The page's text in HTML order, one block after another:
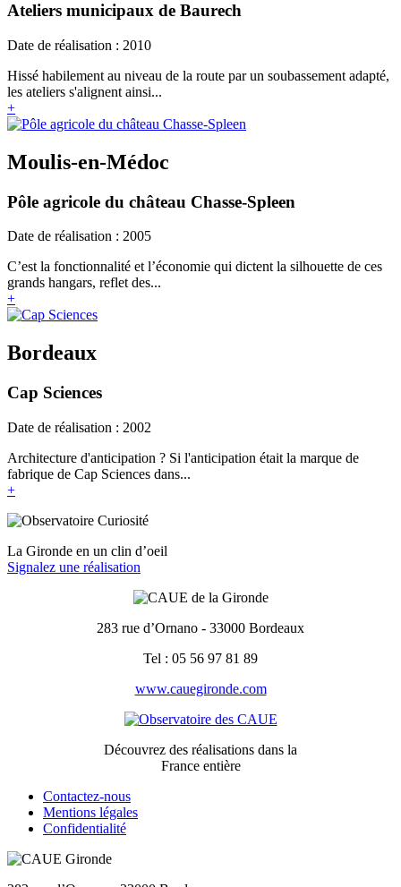
Ateliers municipaux de Baurech
Date de réalisation : 2010
Hissé habilement au niveau de la route par un soubassement adapté,
les ateliers s'alignent ainsi...
+
Moulis-en-Médoc
Pôle agricole du château Chasse-Spleen
Date de réalisation : 2005
C’est la fonctionnalité et l’économie qui dictent la silhouette de ces
grands hangars, reflet des...
+
Bordeaux
Cap Sciences
Date de réalisation : 2002
Architecture d'anticipation ? Si l'anticipation était la marque de
fabrique de Cap Sciences dans...
+
La Gironde en un clin d’oeil
Signalez une réalisation
283 rue d’Ornano - 33000 Bordeaux
Tel : 05 56 97 81 89
www.cauegironde.com
Découvrez des réalisations dans la
France entière
Contactez-nous
Mentions légales
Confidentialité